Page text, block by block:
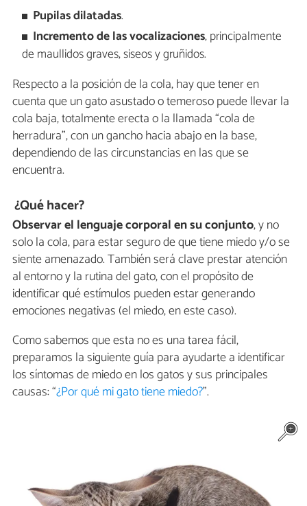
Pupilas dilatadas.
Incremento de las vocalizaciones, principalmente
de maullidos graves, siseos y gruñidos.
Respecto a la posición de la cola, hay que tener en
cuenta que un gato asustado o temeroso puede llevar la
cola baja, totalmente erecta o la llamada “cola de
herradura”, con un gancho hacia abajo en la base,
dependiendo de las circunstancias en las que se
encuentra.
¿Qué hacer?
Observar el lenguaje corporal en su conjunto, y no
solo la cola, para estar seguro de que tiene miedo y/o se
siente amenazado. También será clave prestar atención
al entorno y la rutina del gato, con el propósito de
identificar qué estímulos pueden estar generando
emociones negativas (el miedo, en este caso).
Como sabemos que esta no es una tarea fácil,
preparamos la siguiente guía para ayudarte a identificar
los síntomas de miedo en los gatos y sus principales
causas: “¿Por qué mi gato tiene miedo?”.